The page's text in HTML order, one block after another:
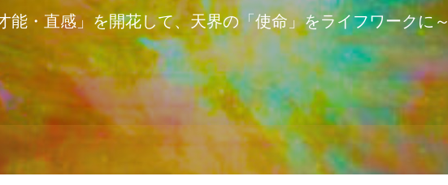
能・直感」を開花して、天界の「使命」をライフワークに～